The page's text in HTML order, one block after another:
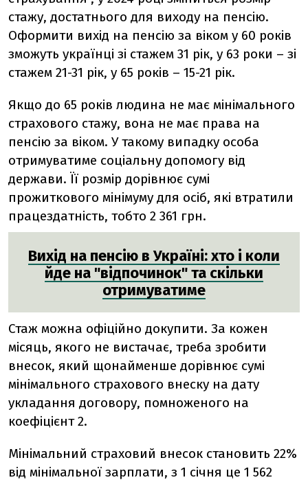
стажу, достатнього для виходу на пенсію.
Оформити вихід на пенсію за віком у 60 років
зможуть українці зі стажем 31 рік, у 63 роки – зі
стажем 21-31 рік, у 65 років – 15-21 рік.
Якщо до 65 років людина не має мінімального
страхового стажу, вона не має права на
пенсію за віком. У такому випадку особа
отримуватиме соціальну допомогу від
держави. Її розмір дорівнює сумі
прожиткового мінімуму для осіб, які втратили
працездатність, тобто 2 361 грн.
Вихід на пенсію в Україні: хто і коли
йде на "відпочинок" та скільки
отримуватиме
Стаж можна офіційно докупити. За кожен
місяць, якого не вистачає, треба зробити
внесок, який щонайменше дорівнює сумі
мінімального страхового внеску на дату
укладання договору, помноженого на
коефіцієнт 2.
Мінімальний страховий внесок становить 22%
від мінімальної зарплати, з 1 січня це 1 562